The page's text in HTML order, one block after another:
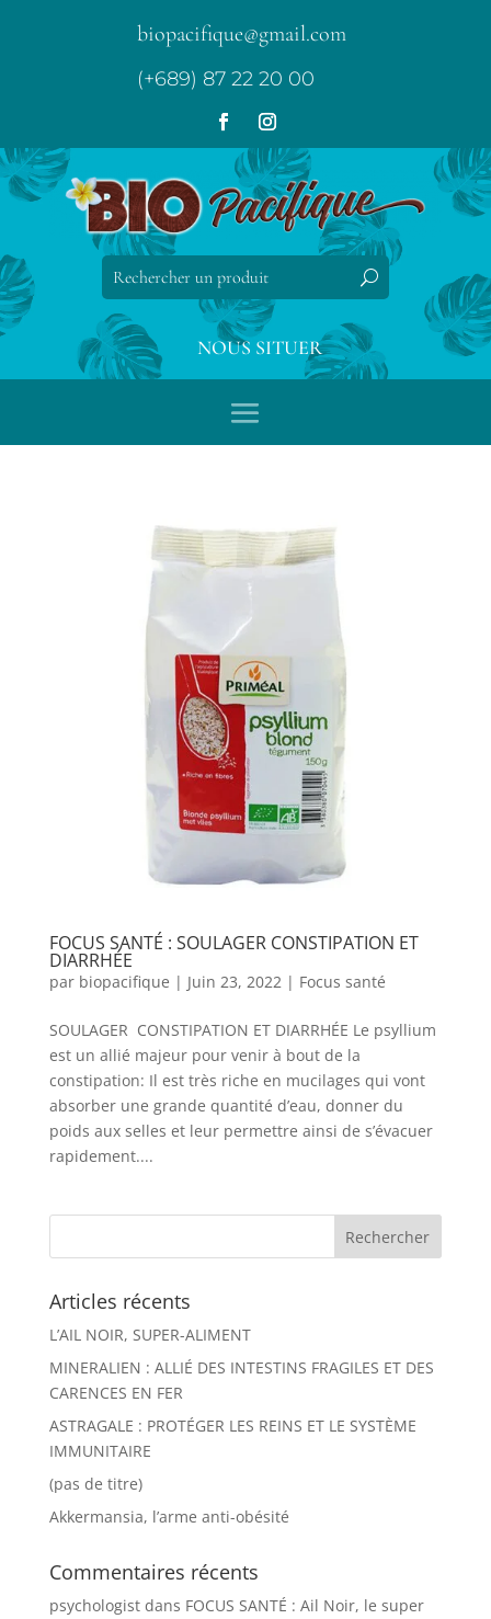
biopacifique@gmail.com
(+689) 87 22 20 00
NOUS SITUER
FOCUS SANTÉ : SOULAGER CONSTIPATION ET
DIARRHÉE
par biopacifique | Juin 23, 2022| Focus santé
SOULAGER CONSTIPATION ET DIARRHÉE Le psyllium
est un allié majeur pour venir à bout de la
constipation: Il est très riche en mucilages qui vont
absorber une grande quantité d’eau, donner du
poids aux selles et leur permettre ainsi de s’évacuer
rapidement....
Articles récents
L’AIL NOIR, SUPER-ALIMENT
MINERALIEN : ALLIÉ DES INTESTINS FRAGILES ET DES
CARENCES EN FER
ASTRAGALE : PROTÉGER LES REINS ET LE SYSTÈME
IMMUNITAIRE
(pas de titre)
Akkermansia, l’arme anti-obésité
Commentaires récents
psychologistdans FOCUS SANTÉ : Ail Noir, le super